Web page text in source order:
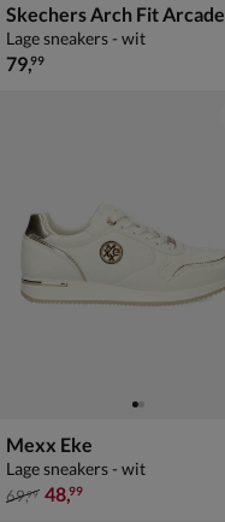
Skechers Arch Fit Arcade
Lage sneakers - wit
€ 79,99
79,99
Mexx Eke
Lage sneakers - wit
van € 69,99 voor € 48,99
69,99 48,99